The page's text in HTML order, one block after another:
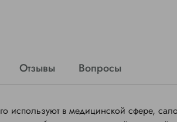
Отзывы Вопросы
используют в медицинской сфере,